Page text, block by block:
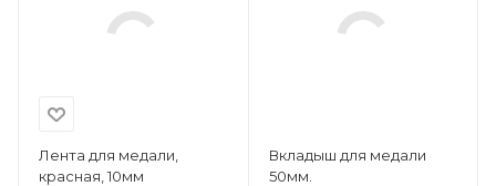
Лента для медали,
красная, 10мм
Вкладыш для медали
50мм.